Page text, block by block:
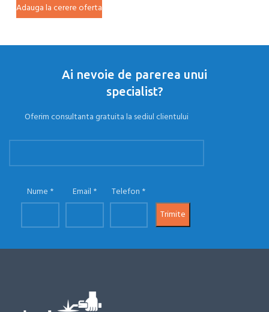
Adauga la cerere oferta
Ai nevoie de parerea unui
specialist?
Oferim consultanta gratuita la sediul clientului
Nume Email Telefon